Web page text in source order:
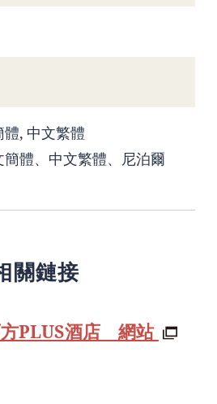
, 中文繁體
體、中文繁體、尼泊爾
關鏈接
PLUS酒店 網站